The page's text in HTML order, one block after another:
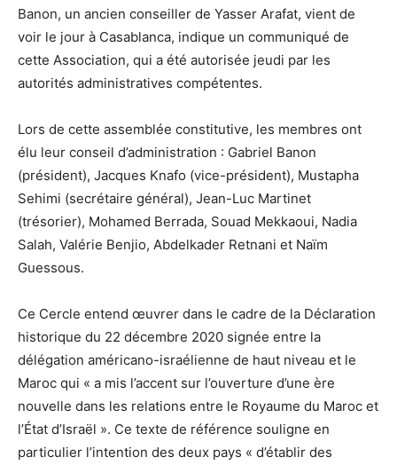
Banon, un ancien conseiller de Yasser Arafat, vient de
voir le jour à Casablanca, indique un communiqué de
cette Association, qui a été autorisée jeudi par les
autorités administratives compétentes.
Lors de cette assemblée constitutive, les membres ont
élu leur conseil d’administration : Gabriel Banon
(président), Jacques Knafo (vice-président), Mustapha
Sehimi (secrétaire général), Jean-Luc Martinet
(trésorier), Mohamed Berrada, Souad Mekkaoui, Nadia
Salah, Valérie Benjio, Abdelkader Retnani et Naïm
Guessous.
Ce Cercle entend œuvrer dans le cadre de la Déclaration
historique du 22 décembre 2020 signée entre la
délégation américano-israélienne de haut niveau et le
Maroc qui « a mis l’accent sur l’ouverture d’une ère
nouvelle dans les relations entre le Royaume du Maroc et
l’État d’Israël ». Ce texte de référence souligne en
particulier l’intention des deux pays « d’établir des